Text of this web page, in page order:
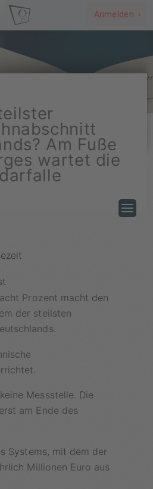
Anmelden ›
Am Fuße
wartet die
Prozent macht den
der steilsten
Messstelle. Die
erst am Ende des
Systems, mit dem der
Millionen Euro aus